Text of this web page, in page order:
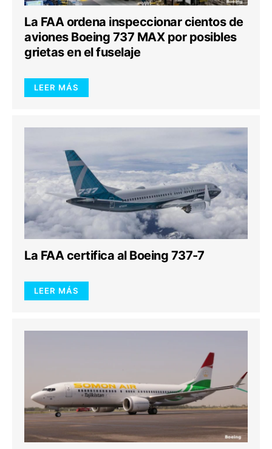
La FAA ordena inspeccionar cientos de
aviones Boeing 737 MAX por posibles
grietas en el fuselaje
LEER MÁS
La FAA certifica al Boeing 737-7
LEER MÁS